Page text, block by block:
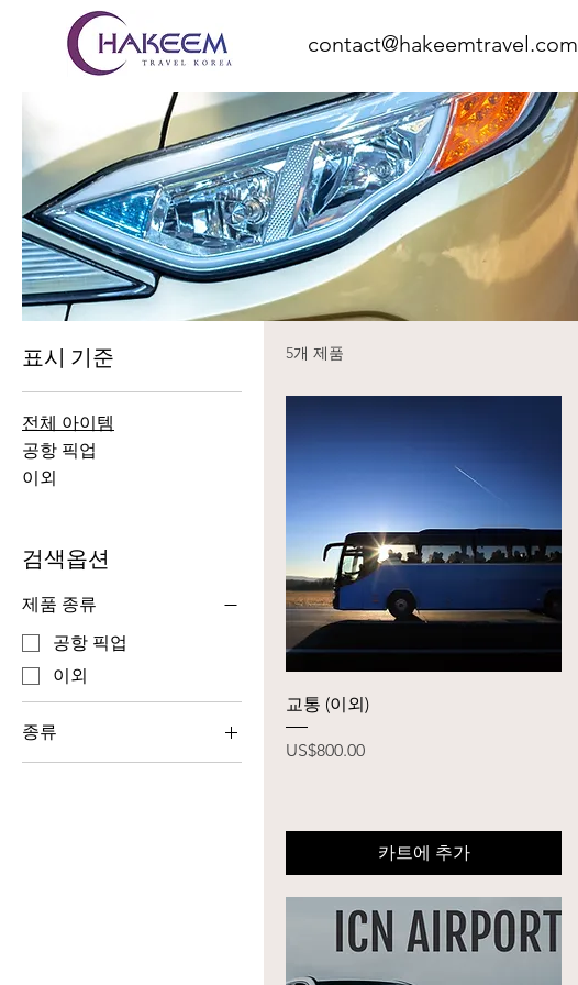
contact@hakeemtravel.com
표시 기준
전체 아이템
공항 픽업
이외
검색옵션
제품 종류
공항 픽업
이외
종류
5개 제품
교통 (이외)
가격
US$800.00
카트에 추가